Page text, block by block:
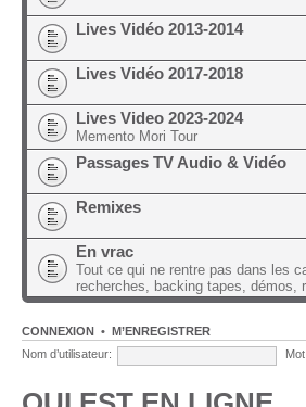
Lives Vidéo 2013-2014
Lives Vidéo 2017-2018
Lives Video 2023-2024
Memento Mori Tour
Passages TV Audio & Vidéo
Remixes
En vrac
Tout ce qui ne rentre pas dans les
recherches, backing tapes, démos,
CONNEXION • M’ENREGISTRER
Nom d’utilisateur: